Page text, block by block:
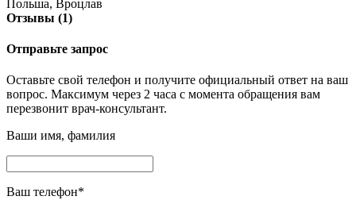
Польша, Вроцлав
Отзывы (1)
Отправьте запрос
Оставьте свой телефон и получите официальный ответ на ваш
вопрос. Максимум через 2 часа с момента обращения вам
перезвонит врач-консультант.
Ваши имя, фамилия
Ваш телефон*